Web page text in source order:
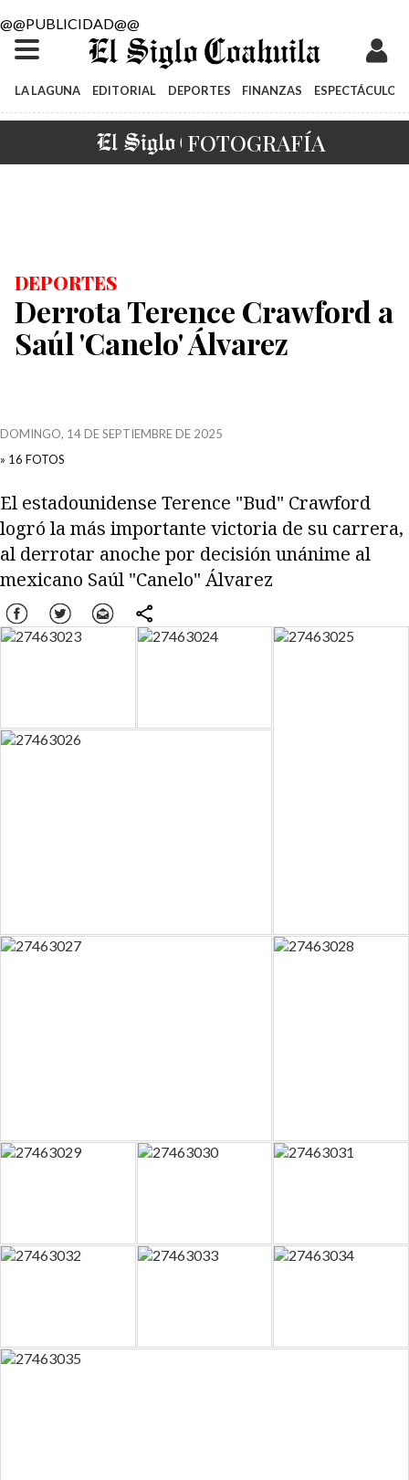
@@PUBLICIDAD@@
LA LAGUNA EDITORIAL DEPORTES FINANZAS ESPECTÁCULOS
EL SIGLO FOTOGRAFÍA
DEPORTES
Derrota Terence Crawford a
Saúl 'Canelo' Álvarez
DOMINGO, 14 DE SEPTIEMBRE DE 2025
» 16 FOTOS
El estadounidense Terence "Bud" Crawford
logró la más importante victoria de su carrera,
al derrotar anoche por decisión unánime al
mexicano Saúl "Canelo" Álvarez
Facebook Twitter Correo comparte